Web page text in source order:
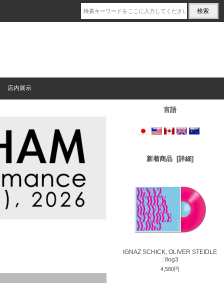
店内展示
言語
新着商品 [詳細]
IGNAZ SCHICK, OLIVER STEIDLE
: Ilog3
4,580円